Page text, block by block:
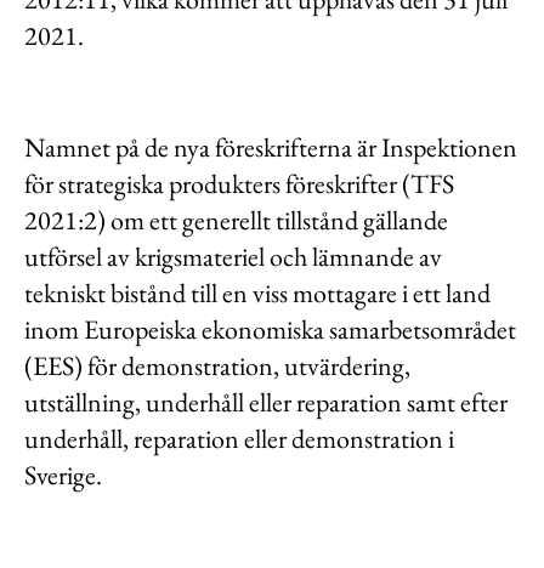
2021.
Namnet på de nya föreskrifterna är Inspektionen
för strategiska produkters föreskrifter (TFS
2021:2) om ett generellt tillstånd gällande
utförsel av krigsmateriel och lämnande av
tekniskt bistånd till en viss mottagare i ett land
inom Europeiska ekonomiska samarbetsområdet
(EES) för demonstration, utvärdering,
utställning, underhåll eller reparation samt efter
underhåll, reparation eller demonstration i
Sverige.